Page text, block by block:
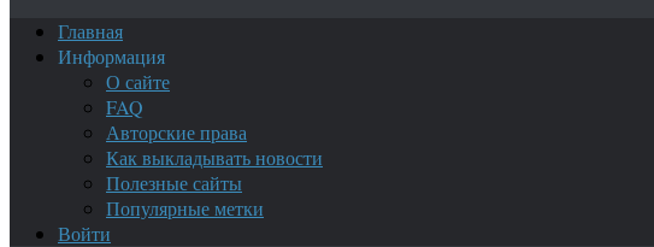
Главная
Информация
О сайте
FAQ
Авторские права
Как выкладывать новости
Полезные сайты
Популярные метки
Войти